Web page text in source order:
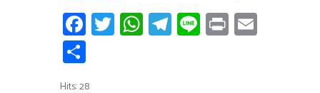
Fa
ce
T
wi
W
h
T
el
Li
n
Pr
in
h
Hits: 28